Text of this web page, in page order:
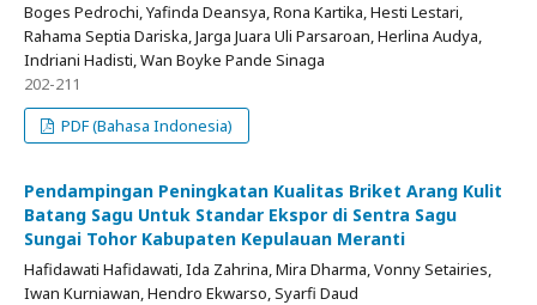
Boges Pedrochi, Yafinda Deansya, Rona Kartika, Hesti Lestari,
Rahama Septia Dariska, Jarga Juara Uli Parsaroan, Herlina Audya,
Indriani Hadisti, Wan Boyke Pande Sinaga
202-211
PDF (Bahasa Indonesia)
Pendampingan Peningkatan Kualitas Briket Arang Kulit
Batang Sagu Untuk Standar Ekspor di Sentra Sagu
Sungai Tohor Kabupaten Kepulauan Meranti
Hafidawati Hafidawati, Ida Zahrina, Mira Dharma, Vonny Setairies,
Iwan Kurniawan, Hendro Ekwarso, Syarfi Daud